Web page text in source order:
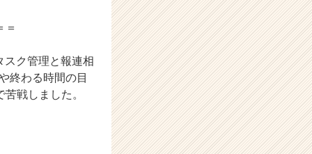
＝
スク管理と報連相
終わる時間の目
戦しました。